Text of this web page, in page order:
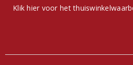
Klik hier voor het